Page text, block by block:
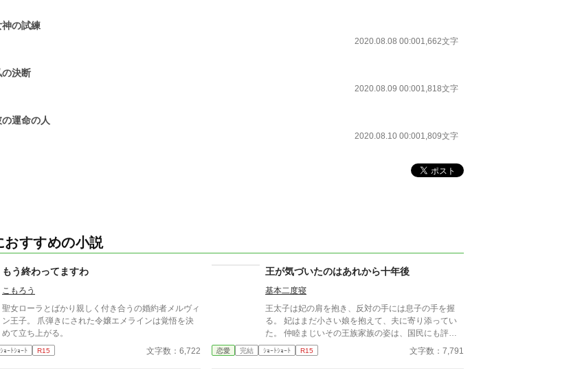
の試練
2020.08.08 00:001,662文字
決断
2020.08.09 00:001,818文字
運命の人
2020.08.10 00:001,809文字
おすすめの小説
もう終わってますわ
こもろう
聖女ローラとばかり親しく付き合うの婚約者メルヴィ
ン王子。 爪弾きにされた令嬢エメラインは覚悟を決
めて立ち上がる。
ｼｮｰﾄｼｮｰﾄ R15 文字数：6,722
王が気づいたのはあれから十年後
基本二度寝
王太子は妃の肩を抱き、反対の手には息子の手を握
る。 妃はまだ小さい娘を抱えて、夫に寄り添ってい
た。 仲睦まじいその王族家族の姿は、国民にも評判
がよかった。 側室を取ることもなく、子に恵まれた
王家。 王太子は妃を優しく見つめ、妃も王太子を愛
恋愛 完結 ｼｮｰﾄｼｮｰﾄ R15 文字数：7,791